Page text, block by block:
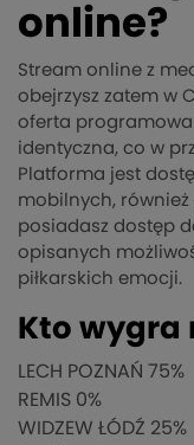
online?
Stream online z
obejrzysz zatem w
oferta programowa
identyczna, co w
Platforma jest
mobilnych,
posiadasz dostęp
opisanych
piłkarskich emocji.
Kto wygra
LECH POZNAŃ 75%
REMIS 0%
WIDZEW ŁÓDŹ 25%